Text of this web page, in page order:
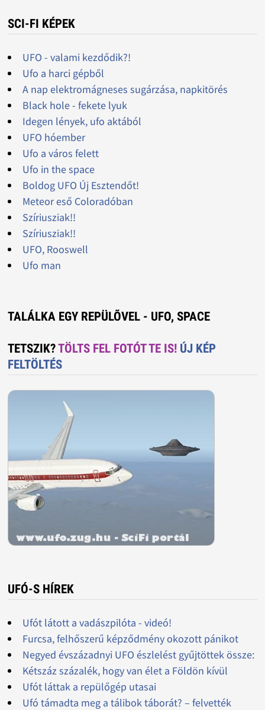
SCI-FI KÉPEK
UFO - valami kezdődik?!
Ufo a harci gépből
A nap elektromágneses sugárzása, napkitörés
Black hole - fekete lyuk
Idegen lények, ufo aktából
UFO hóember
Ufo a város felett
Ufo in the space
Boldog UFO Új Esztendőt!
Meteor eső Coloradóban
Szíriusziak!!
Szíriusziak!!
UFO, Rooswell
Ufo man
TALÁLKA EGY REPÜLÕVEL - UFO, SPACE
TETSZIK?TÖLTS FEL FOTÓT TE IS! ÚJ KÉP
FELTÖLTÉS
UFÓ-S HÍREK
Ufót látott a vadászpilóta - videó!
Furcsa, felhőszerű képződmény okozott pánikot
Negyed évszázadnyi UFO észlelést gyűjtöttek össze:
Kétszáz százalék, hogy van élet a Földön kívül
Ufót láttak a repülőgép utasai
Ufó támadta meg a tálibok táborát? – felvették